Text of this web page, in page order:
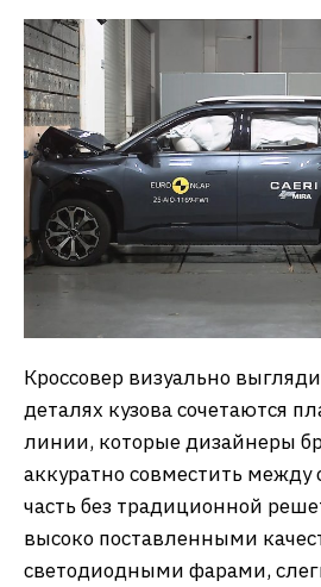
Кроссовер визуально
деталях кузова сочетаются
линии, которые дизайнеры
аккуратно совместить между
часть без традиционной
высоко поставленными
светодиодными фарами,